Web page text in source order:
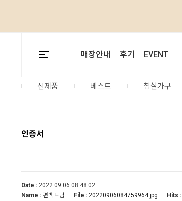
매장안내 후기 EVENT
신제품 베스트 침실가구
인증서
Date : 2022.09.06 08:48:02
Name : 편백드림 File : 20220906084759964.jpg Hits :